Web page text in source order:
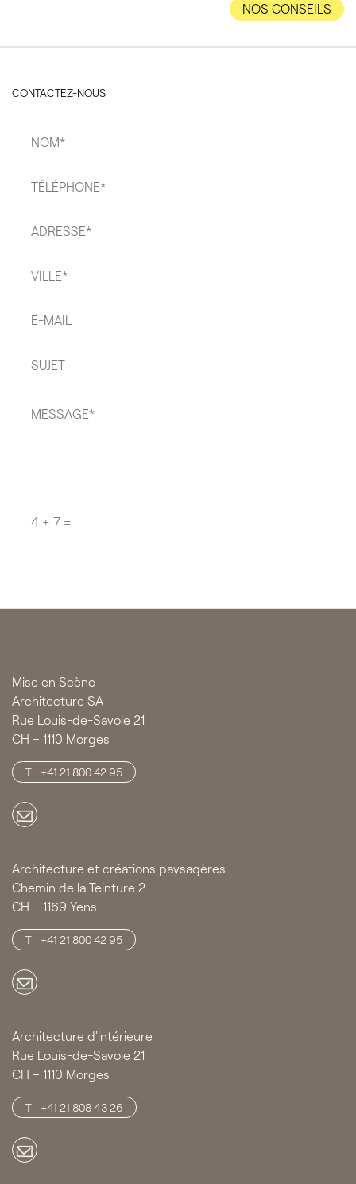
NOS CONSEILS
CONTACTEZ-NOUS
Téléphone
mail*
Mise en Scène
Architecture SA
Rue Louis-de-Savoie 21
CH – 1110 Morges
+41 21 800 42 95
Architecture et créations paysagères
Chemin de la Teinture 2
CH – 1169 Yens
+41 21 800 42 95
Architecture d'intérieure
Rue Louis-de-Savoie 21
CH – 1110 Morges
+41 21 808 43 26